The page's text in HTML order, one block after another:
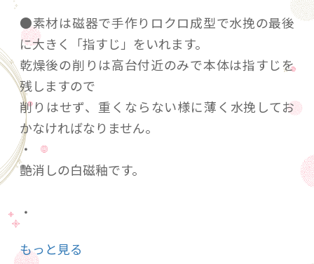
●素材は磁器で手作りロクロ成型で水挽の最後
に大きく「指すじ」をいれます。
乾燥後の削りは高台付近のみで本体は指すじを
残しますので
削りはせず、重くならない様に薄く水挽してお
かなければなりません。
・
艶消しの白磁釉です。
・
口径75㎜×高さ99㎜
もっと見る